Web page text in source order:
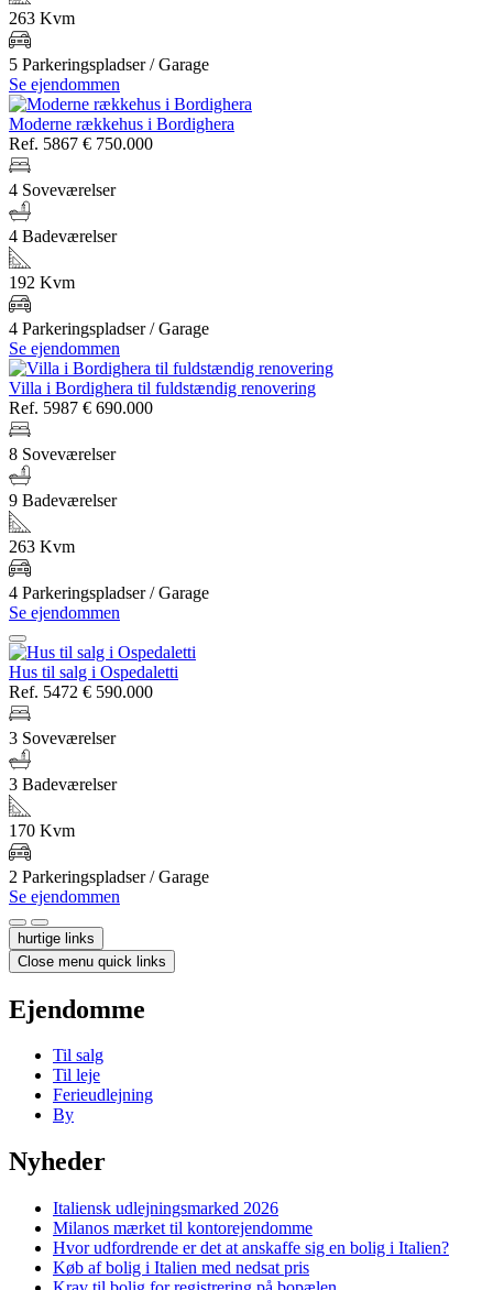
263 Kvm
5 Parkeringspladser / Garage
Se ejendommen
Moderne rækkehus i Bordighera
Ref. 5867 € 750.000
4 Soveværelser
4 Badeværelser
192 Kvm
4 Parkeringspladser / Garage
Se ejendommen
Villa i Bordighera til fuldstændig renovering
Ref. 5987 € 690.000
8 Soveværelser
9 Badeværelser
263 Kvm
4 Parkeringspladser / Garage
Se ejendommen
Hus til salg i Ospedaletti
Ref. 5472 € 590.000
3 Soveværelser
3 Badeværelser
170 Kvm
2 Parkeringspladser / Garage
Se ejendommen
hurtige links
Close menu quick links
Ejendomme
Til salg
Til leje
Ferieudlejning
By
Nyheder
Italiensk udlejningsmarked 2026
Milanos mærket til kontorejendomme
Hvor udfordrende er det at anskaffe sig en bolig i Italien?
Køb af bolig i Italien med nedsat pris